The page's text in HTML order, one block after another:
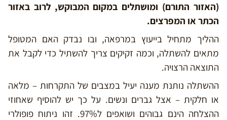
(האזור התורם) ומושתלים במקום המבוקש, לרוב באזור
הכתר או המפרצים.
ההליך מתחיל בייעוץ במרפאה, ובו נבדק האם המטופל
מתאים להשתלה, וכמה זקיקים צריך להשתיל כדי לקבל את
התוצאה הרצויה.
ההשתלה נותנת מענה יעיל במצבים של התקרחות – מלאה
או חלקית – אצל גברים ונשים. על כך יש להוסיף שאחוזי
ההצלחה הינם גבוהים ושואפים ל97%. זהו ניתוח פופולרי